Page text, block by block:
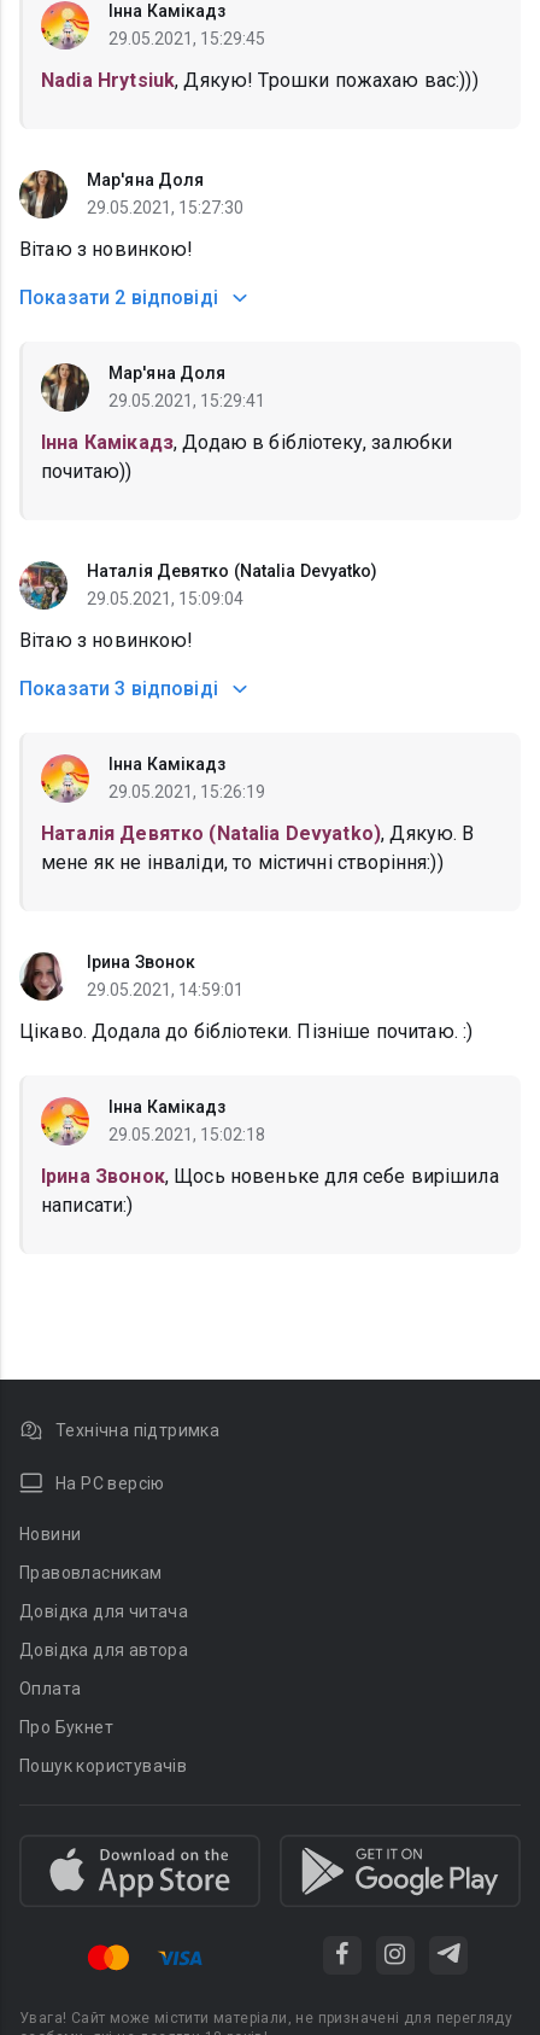
Інна Камікадз
29.05.2021, 15:29:45
Nadia Hrytsiuk, Дякую! Трошки пожахаю вас:)))
Мар'яна Доля
29.05.2021, 15:27:30
Вітаю з новинкою!
Показати 2 відповіді
Мар'яна Доля
29.05.2021, 15:29:41
Інна Камікадз, Додаю в бібліотеку, залюбки
почитаю))
Наталія Девятко (Natalia Devyatko)
29.05.2021, 15:09:04
Вітаю з новинкою!
Показати 3 відповіді
Інна Камікадз
29.05.2021, 15:26:19
Наталія Девятко (Natalia Devyatko), Дякую. В
мене як не інваліди, то містичні створіння:))
Ірина Звонок
29.05.2021, 14:59:01
Цікаво. Додала до бібліотеки. Пізніше почитаю. :)
Інна Камікадз
29.05.2021, 15:02:18
Ірина Звонок, Щось новеньке для себе вирішила
написати:)
Технічна підтримка
На PC версію
Новини
Правовласникам
Довідка для читача
Довідка для автора
Оплата
Про Букнет
Пошук користувачів
Увага! Сайт може містити матеріали, не призначені для перегляду